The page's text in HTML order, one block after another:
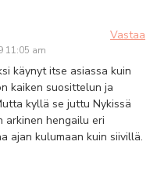
11:05 am
Vastaa
käynyt itse asiassa kuin
kaiken suosittelun ja
kyllä se juttu Nykissä
arkinen hengailu eri
ajan kulumaan kuin siivillä.